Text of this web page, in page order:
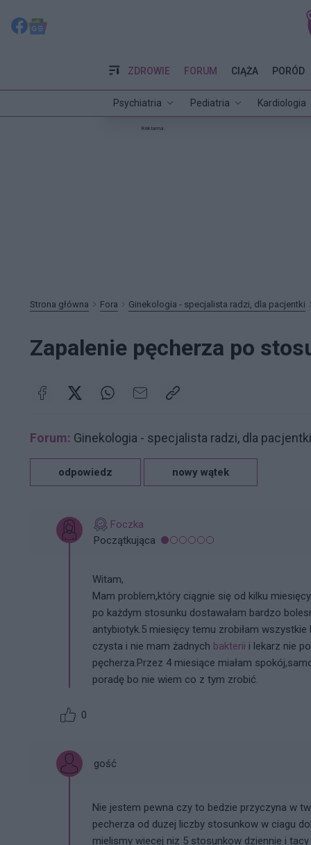
ZDROWIE
Psychiatria Pediatria Kardiologia
FORUM CIĄŻA PORÓD
Reklama:
Strona główna Fora Ginekologia - specjalista radzi, dla pacjentki
Zapalenie pęcherza po
Forum: Ginekologia - specjalista radzi, dla pacjentki
odpowiedz nowy wątek
Foczka
Początkująca
Witam,
Mam problem,który ciągnie się od kilku
po każdym stosunku dostawałam bardzo
antybiotyk.5 miesięcy temu zrobiłam
czysta i nie mam żadnych bakterii i lekarz nie
pęcherza.Przez 4 miesiące miałam
poradę bo nie wiem co z tym zrobić.
0
gość
Nie jestem pewna czy to bedzie przyczyna w
pecherza od duzej liczby stosunkow w ciagu
mielismy wiecej niz 5 stosunkow dziennie i